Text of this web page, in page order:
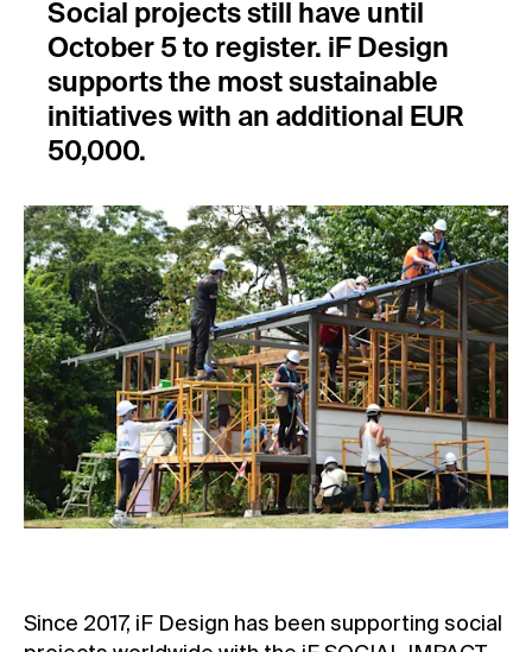
Social projects still have until
October 5 to register. iF Design
supports the most sustainable
initiatives with an additional EUR
50,000.
Since 2017, iF Design has been supporting social